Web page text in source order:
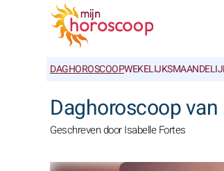
DAGHOROSCOOPWEKELIJKS
Daghoroscoop
Geschreven door Isabelle Fortes